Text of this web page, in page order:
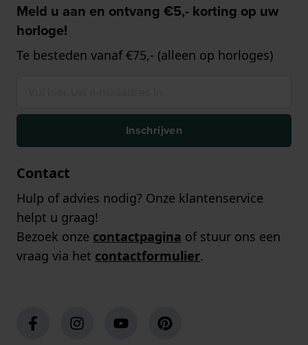
Meld u aan en ontvang €5,- korting op uw
horloge!
Te besteden vanaf €75,- (alleen op horloges)
Inschrijven
Contact
Hulp of advies nodig? Onze klantenservice
helpt u graag!
Bezoek onze contactpagina of stuur ons een
vraag via het contactformulier.